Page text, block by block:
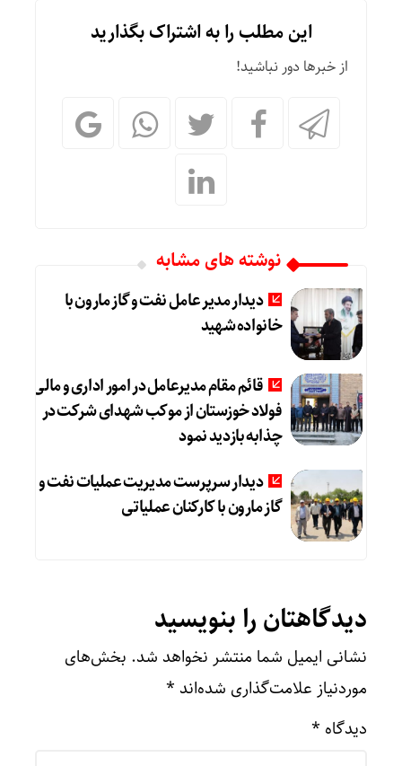
این مطلب را به اشتراک بگذارید
از خبرها دور نباشید!
نوشته های مشابه
دیدار مدیر عامل نفت و گاز مارون با
خانواده شهید
قائم مقام مدیرعامل در امور اداری و مالی
فولاد خوزستان از موکب شهدای شرکت در
چذابه بازدید نمود
دیدار سرپرست مدیریت عملیات نفت و
گاز مارون با کارکنان عملیاتی
دیدگاهتان را بنویسید
نشانی ایمیل شما منتشر نخواهد شد. بخش‌های
موردنیاز علامت‌گذاری شده‌اند *
دیدگاه *